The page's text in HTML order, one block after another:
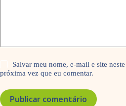
Salvar meu nome, e-mail e site
próxima vez que eu comentar.
Publicar comentário